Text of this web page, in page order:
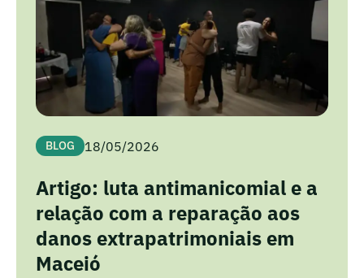
BLOG 18/05/2026
Artigo: luta antimanicomial e a
relação com a reparação aos
danos extrapatrimoniais em
Maceió